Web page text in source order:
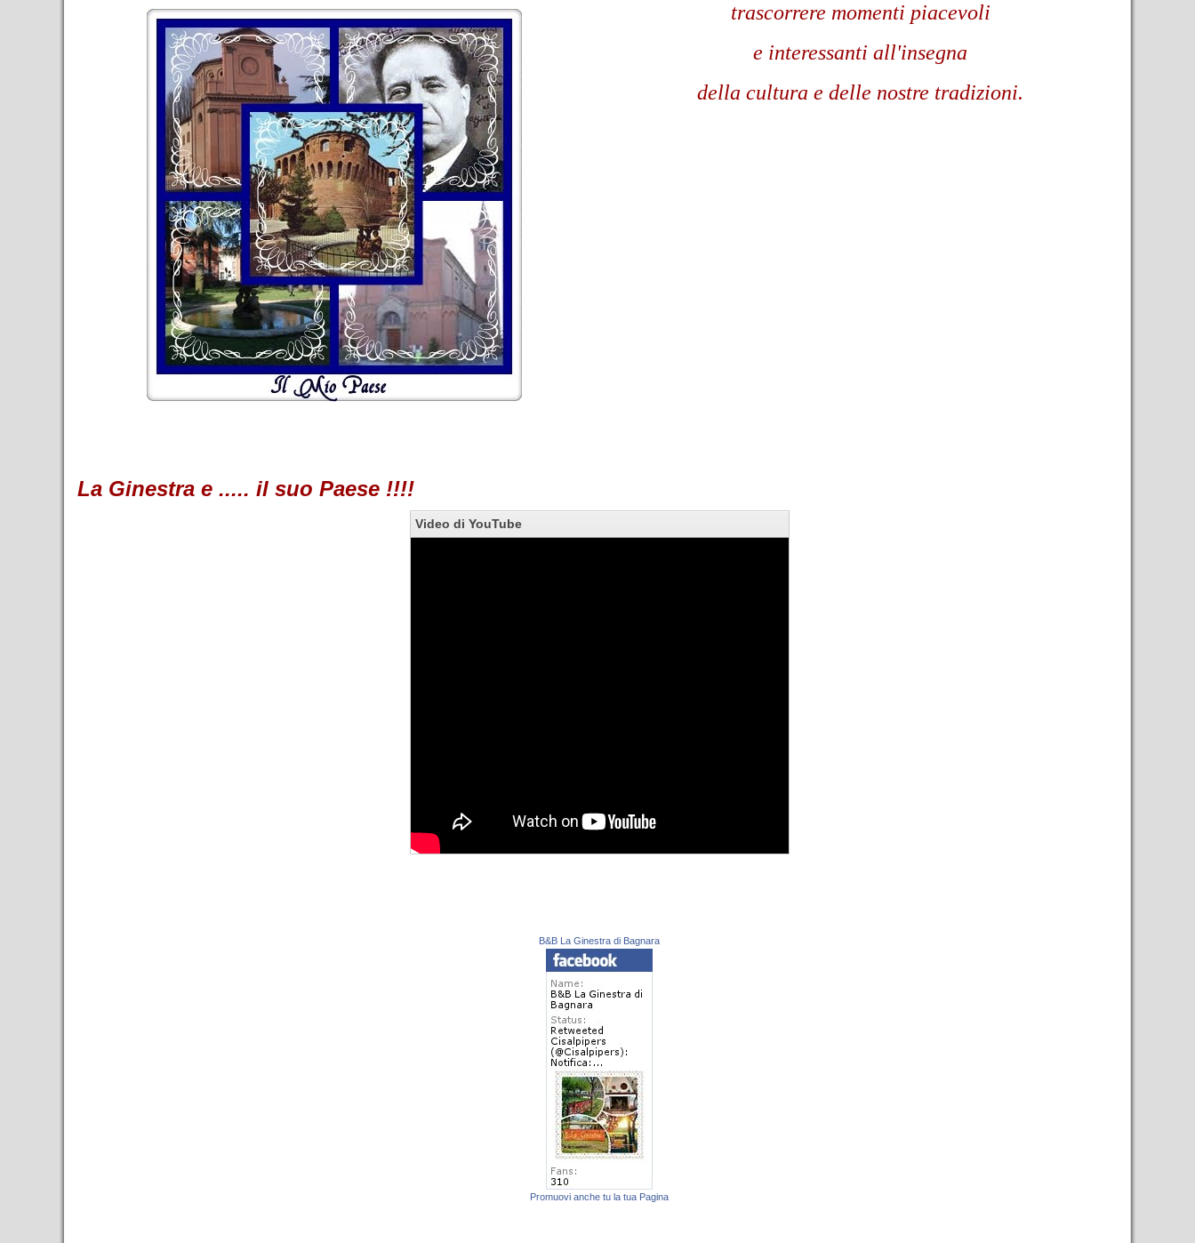
trascorrere momenti piacevoli
e interessanti all'insegna
della cultura e delle nostre tradizioni.
La Ginestra e ..... il suo Paese !!!!
Video di YouTube
B&B La Ginestra di Bagnara
Promuovi anche tu la tua Pagina